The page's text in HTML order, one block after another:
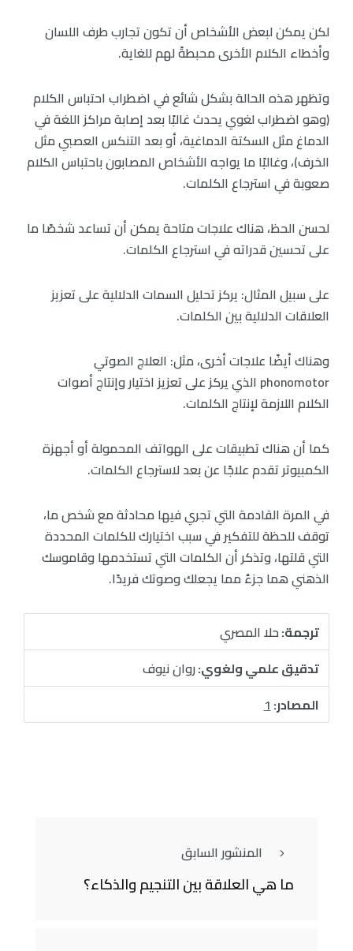
لكن يمكن لبعض الأشخاص أن تكون تجارب طرف اللسان
وأخطاء الكلام الأخرى محبطةً لهم للغاية.
وتظهر هذه الحالة بشكل شائع في اضطراب احتباس الكلام
(وهو اضطراب لغوي يحدث غالبًا بعد إصابة مراكز اللغة في
الدماغ مثل السكتة الدماغية، أو بعد التنكس العصبي مثل
الخرف)، وغالبًا ما يواجه الأشخاص المصابون باحتباس الكلام
صعوبة في استرجاع الكلمات.
لحسن الحظ، هناك علاجات متاحة يمكن أن تساعد شخصًا ما
على تحسين قدراته في استرجاع الكلمات.
على سبيل المثال: يركز تحليل السمات الدلالية على تعزيز
العلاقات الدلالية بين الكلمات.
وهناك أيضًا علاجات أخرى، مثل: العلاج الصوتي
phonomotor الذي يركز على تعزيز اختيار وإنتاج أصوات
الكلام اللازمة لإنتاج الكلمات.
كما أن هناك تطبيقات على الهواتف المحمولة أو أجهزة
الكمبيوتر تقدم علاجًا عن بعد لاسترجاع الكلمات.
في المرة القادمة التي تجري فيها محادثة مع شخص ما،
توقف للحظة للتفكير في سبب اختيارك للكلمات المحددة
التي قلتها، وتذكر أن الكلمات التي تستخدمها وقاموسك
الذهني هما جزءٌ مما يجعلك وصوتك فريدًا.
ترجمة:حلا المصري
تدقيق علمي ولغوي:روان نيوف
المصادر:1
المنشور السابق
ما هي العلاقة بين التنجيم والذكاء؟